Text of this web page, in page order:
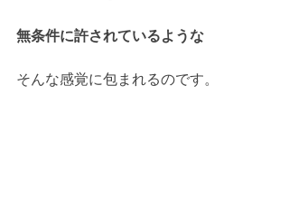
無条件に許されているような
そんな感覚に包まれるのです。